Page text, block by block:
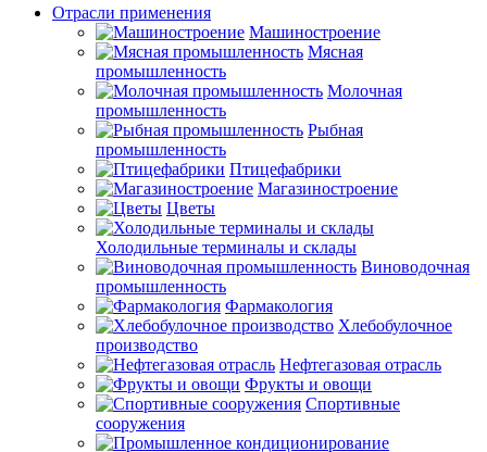
Отрасли применения
Машиностроение
Мясная
промышленность
Молочная
промышленность
Рыбная
промышленность
Птицефабрики
Магазиностроение
Цветы
Холодильные терминалы и склады
Виноводочная
промышленность
Фармакология
Хлебобулочное
производство
Нефтегазовая отрасль
Фрукты и овощи
Спортивные
сооружения